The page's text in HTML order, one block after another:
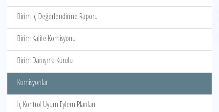
Birim İç Değerlendirme Raporu
Birim Kalite Komisyonu
Birim Danışma Kurulu
Komisyonlar
İç Kontrol Uyum Eylem Planları